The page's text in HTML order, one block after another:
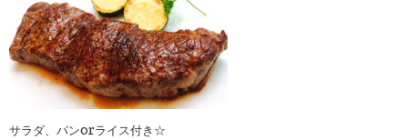
サラダ、パンorライス付き☆